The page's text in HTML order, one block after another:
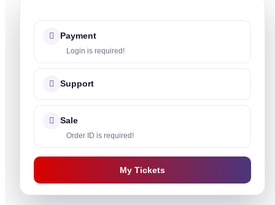
Payment
Login is required!
Support
Sale
Order ID is required!
My Tickets